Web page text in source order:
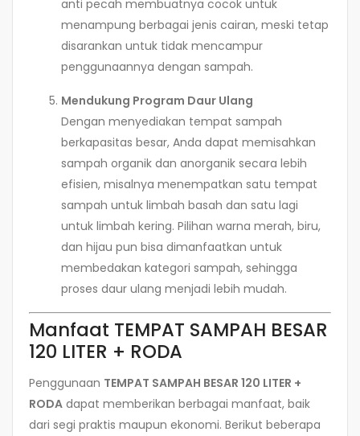
anti pecah membuatnya cocok untuk
menampung berbagai jenis cairan, meski tetap
disarankan untuk tidak mencampur
penggunaannya dengan sampah.
Mendukung Program Daur Ulang
Dengan menyediakan tempat sampah
berkapasitas besar, Anda dapat memisahkan
sampah organik dan anorganik secara lebih
efisien, misalnya menempatkan satu tempat
sampah untuk limbah basah dan satu lagi
untuk limbah kering. Pilihan warna merah, biru,
dan hijau pun bisa dimanfaatkan untuk
membedakan kategori sampah, sehingga
proses daur ulang menjadi lebih mudah.
Manfaat TEMPAT SAMPAH BESAR
120 LITER + RODA
Penggunaan TEMPAT SAMPAH BESAR 120 LITER +
RODA dapat memberikan berbagai manfaat, baik
dari segi praktis maupun ekonomi. Berikut beberapa